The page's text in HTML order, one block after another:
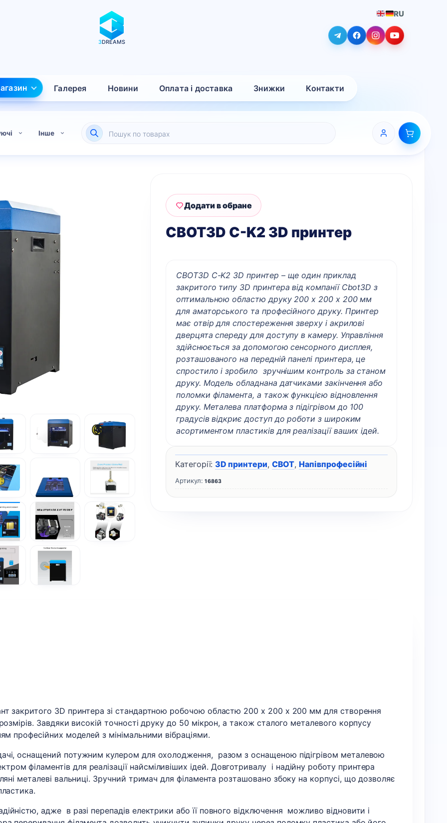
3DREAMS
Галерея Новини Оплата і доставка Знижки Контакти
RU
Інше Пошук
CBOT3D C-K2 3D принтер
CBOT3D C-K2 3D принтер – ще один приклад
закритого типу 3D принтера від компанії Cbot3D з
оптимальною областю друку 200 х 200 х 200 мм
для аматорського та професійного друку. Принтер
має отвір для спостереження зверху і акрилові
дверцята спереду для доступу в камеру. Управління
здійснюється за допомогою сенсорного дисплея,
розташованого на передній панелі принтера, це
спростило і зробило зручнішим контроль за станом
друку. Модель обладнана датчиками закінчення або
поломки філамента, а також функцією відновлення
друку. Металева платформа з підігрівом до 100
градусів відкриє доступ до роботи з широким
асортиментом пластиків для реалізації ваших ідей.
Додати в обране
Артикул:16863
Категорії: 3D принтери, CBOT,Напівпрофесійні
закритого 3D принтера зі стандартною робочою областю 200 x 200 x 200 мм для створення
Завдяки високій точності друку до 50 мікрон, а також сталого металевого корпусу
професійних моделей з мінімальними вібраціями.
оснащений потужним кулером для охолодження, разом з оснащеною підігрівом металевою
філаментів для реалізації найсміливіших ідей. Довготривалу і надійну роботу принтера
металеві вальниці. Зручний тримач для філамента розташовано збоку на корпусі, що дозволяє
адже в разі перепадів електрики або її повного відключення можливо відновити і